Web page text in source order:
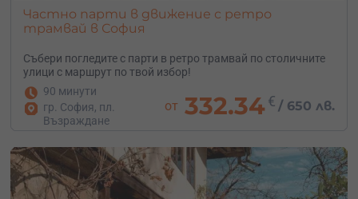
Частно парти в движение с ретро
трамвай в София
Събери погледите с парти в ретро трамвай по столичните
улици с маршрут по твой избор!
90 минути
гр. София, пл.
Възраждане
от 332.34€ /650 лв.